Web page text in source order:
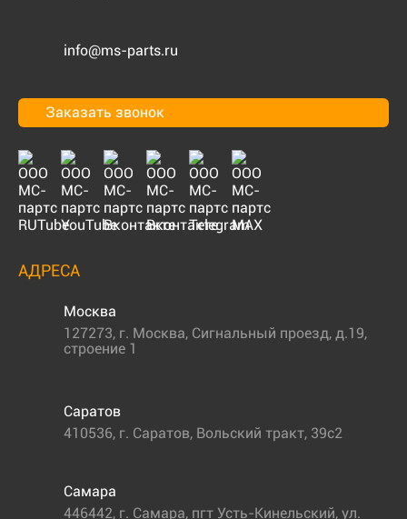
info@ms-parts.ru
Заказать звонок
АДРЕСА
Москва
127273, г. Москва, Сигнальный проезд, д.19,
строение 1
Саратов
410536, г. Саратов, Вольский тракт, 39с2
Самара
446442, г. Самара, пгт Усть-Кинельский, ул.